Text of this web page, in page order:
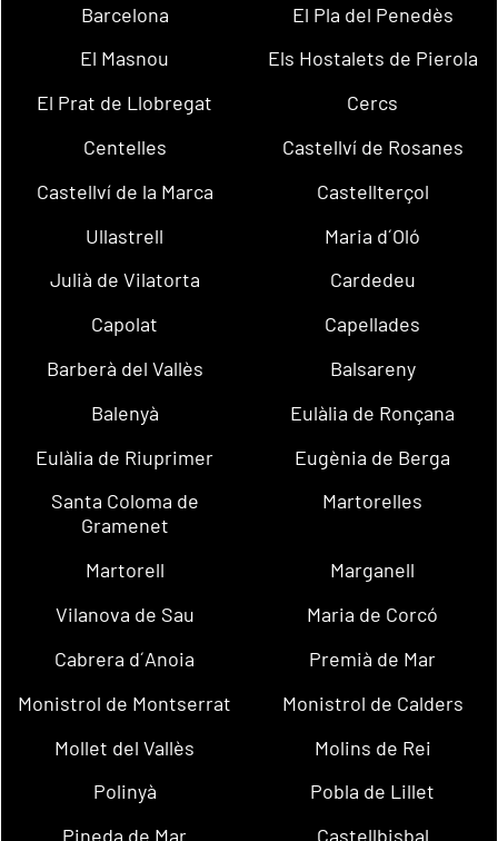
Barcelona
El Pla del Penedès
El Masnou
Els Hostalets de Pierola
El Prat de Llobregat
Cercs
Centelles
Castellví de Rosanes
Castellví de la Marca
Castellterçol
Ullastrell
Maria d´Oló
Julià de Vilatorta
Cardedeu
Capolat
Capellades
Barberà del Vallès
Balsareny
Balenyà
Eulàlia de Ronçana
Eulàlia de Riuprimer
Eugènia de Berga
Santa Coloma de
Gramenet
Martorelles
Martorell
Marganell
Vilanova de Sau
Maria de Corcó
Cabrera d´Anoia
Premià de Mar
Monistrol de Montserrat
Monistrol de Calders
Mollet del Vallès
Molins de Rei
Polinyà
Pobla de Lillet
Pineda de Mar
Castellbisbal